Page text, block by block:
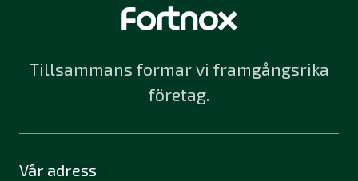
Tillsammans formar vi framgångsrika
företag.
Vår adress